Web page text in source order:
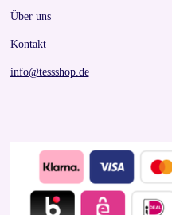
Über uns
Kontakt
info@tessshop.de